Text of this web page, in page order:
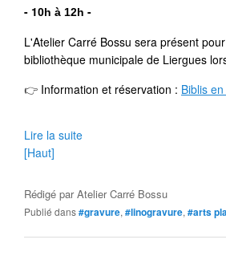
- 10h à 12h -
L'Atelier Carré Bossu sera présent
bibliothèque municipale de Liergues
👉 Information et réservation : Biblis
Lire la suite
[Haut]
Rédigé parAtelier Carré Bossu
Publié dans#gravure, #linogravure, #arts